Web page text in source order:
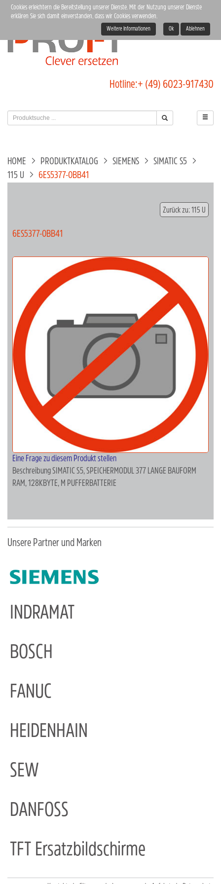
Hotline:+ (49) 6023-917430
HOME PRODUKTKATALOG SIEMENS
SIMATIC S5
115 U
6ES5377-0BB41
Zurück zu: 115 U
6ES5377-0BB41
Eine Frage zu diesem Produkt stellen
BeschreibungSIMATIC S5, SPEICHERMODUL 377 LANGE BAUFORM
RAM, 128KBYTE, M PUFFERBATTERIE
Unsere Partner und Marken
INDRAMAT
BOSCH
FANUC
HEIDENHAIN
SEW
DANFOSS
TFT Ersatzbildschirme
Cookies erleichtern die Bereitstellung unserer Dienste. Mit der Nutzung unserer Dienste
erklären Sie sich damit einverstanden, dass wir Cookies verwenden.
Weitere Informationen Ok Ablehnen